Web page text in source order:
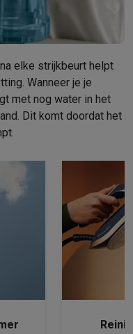
elke strijkbeurt helpt
Wanneer je je
met nog water in het
Dit komt doordat het